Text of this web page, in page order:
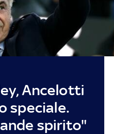
Ancelotti
speciale.
spirito"